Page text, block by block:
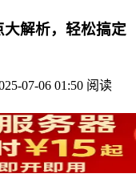
解析，轻松搞定
07-06 01:50 阅读